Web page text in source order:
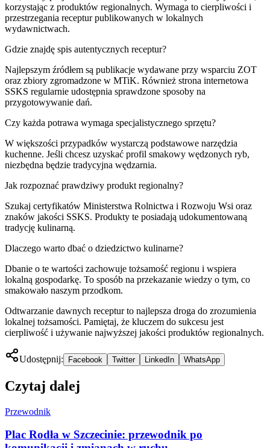
korzystając z produktów regionalnych. Wymaga to cierpliwości i
przestrzegania receptur publikowanych w lokalnych
wydawnictwach.
Gdzie znajdę spis autentycznych receptur?
Najlepszym źródłem są publikacje wydawane przy wsparciu ZOT
oraz zbiory zgromadzone w MTiK. Również strona internetowa
SSKS regularnie udostępnia sprawdzone sposoby na
przygotowywanie dań.
Czy każda potrawa wymaga specjalistycznego sprzętu?
W większości przypadków wystarczą podstawowe narzędzia
kuchenne. Jeśli chcesz uzyskać profil smakowy wędzonych ryb,
niezbędna będzie tradycyjna wędzarnia.
Jak rozpoznać prawdziwy produkt regionalny?
Szukaj certyfikatów Ministerstwa Rolnictwa i Rozwoju Wsi oraz
znaków jakości SSKS. Produkty te posiadają udokumentowaną
tradycję kulinarną.
Dlaczego warto dbać o dziedzictwo kulinarne?
Dbanie o te wartości zachowuje tożsamość regionu i wspiera
lokalną gospodarkę. To sposób na przekazanie wiedzy o tym, co
smakowało naszym przodkom.
Odtwarzanie dawnych receptur to najlepsza droga do zrozumienia
lokalnej tożsamości. Pamiętaj, że kluczem do sukcesu jest
cierpliwość i używanie najwyższej jakości produktów regionalnych.
Udostępnij: Facebook Twitter LinkedIn WhatsApp
Czytaj dalej
Przewodnik
Plac Rodła w Szczecinie: przewodnik po